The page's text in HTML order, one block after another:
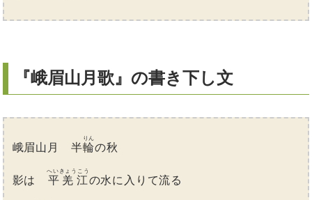
『峨眉山月歌』の書き下し文
峨眉山月 半輪
りん
の秋
影は 平羌江
へいきょうこう
の水に入りて流る